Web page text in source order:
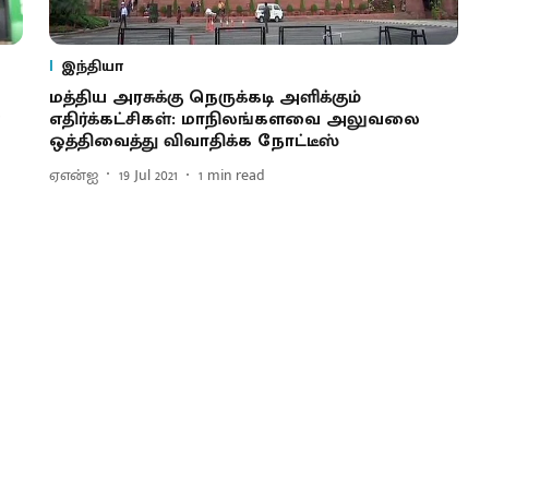
இந்தியா
மத்திய அரசுக்கு நெருக்கடி அளிக்கும்
எதிர்க்கட்சிகள்: மாநிலங்களவை அலுவலை
ஒத்திவைத்து விவாதிக்க நோட்டீஸ்
ஏஎன்ஐ 19 Jul 2021 1 min read